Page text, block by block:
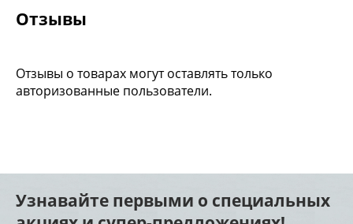
Отзывы
Отзывы о товарах могут оставлять только
авторизованные пользователи.
Узнавайте первыми о специальных